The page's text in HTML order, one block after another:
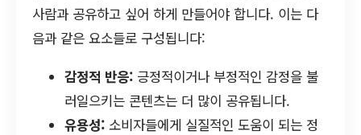
사람과 공유하고 싶어 하게 만들어야 합니다. 이는 다
음과 같은 요소들로 구성됩니다:
감정적 반응: 긍정적이거나 부정적인 감정을 불
러일으키는 콘텐츠는 더 많이 공유됩니다.
유용성: 소비자들에게 실질적인 도움이 되는 정